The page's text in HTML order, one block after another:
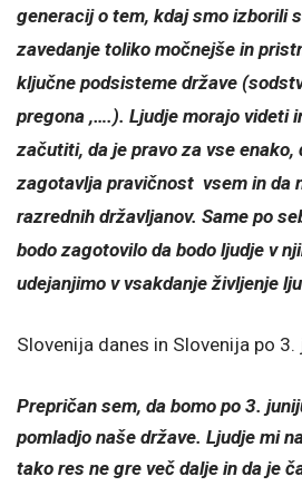
generacij o tem, kdaj smo izborili
zavedanje toliko močnejše in
ključne podsisteme države
pregona ,….). Ljudje morajo videti
začutiti, da je pravo za vse enako,
zagotavlja pravičnost vsem in da
razrednih državljanov. Same po
bodo zagotovilo da bodo ljudje v
udejanjimo v vsakdanje življenje
Slovenija danes in Slovenija po 3.
Prepričan sem, da bomo po 3.
pomladjo naše države. Ljudje mi
tako res ne gre več dalje in da je